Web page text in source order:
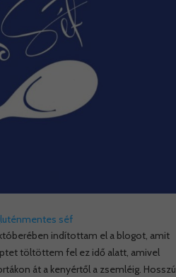
séf
indítottam el a blogot, amit
töltöttem fel ez idő alatt, amivel
át a kenyértől a zsemléig. Hosszú